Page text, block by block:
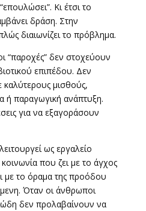
Κι έτσι το
δράση. Στην
διαιωνίζει το πρόβλημα.
“παροχές” δεν στοχεύουν
επιπέδου. Δεν
μισθούς,
ή παραγωγική ανάπτυξη.
για να εξαγοράσουν
ως εργαλείο
κοινωνία που ζει με το άγχος
με το όραμα της προόδου
Όταν οι άνθρωποι
δεν προλαβαίνουν να